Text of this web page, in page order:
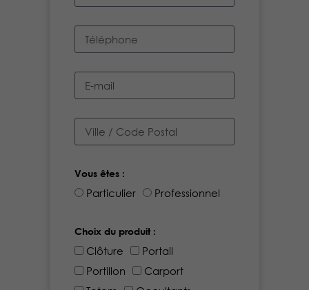
Vous êtes :
Particulier Professionnel
Choix du produit :
Clôture
Portail
Portillon
Carport